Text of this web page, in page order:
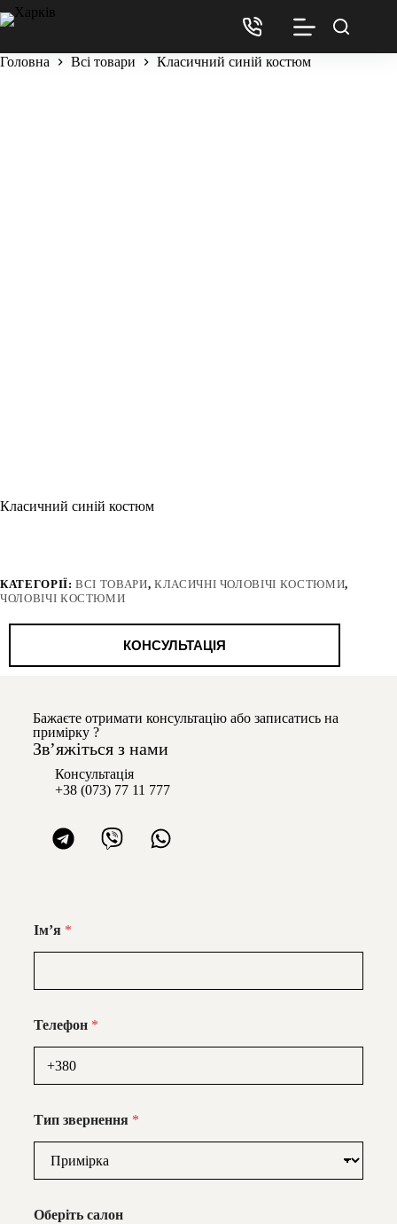
Головна Всі товари Класичний синій костюм
Класичний синій костюм
КАТЕГОРІЇ:ВСІ ТОВАРИ, КЛАСИЧНІ ЧОЛОВІЧІ КОСТЮМИ,
ЧОЛОВІЧІ КОСТЮМИ
КОНСУЛЬТАЦІЯ
Бажаєте отримати консультацію або записатись на
примірку ?
Звʼяжіться з нами
Консультація
+38 (073) 77 11 777
Імʼя *
Телефон *
Тип звернення *
Оберіть салон